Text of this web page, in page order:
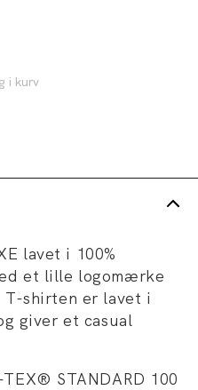
i kurv
lavet i 100%
et lille logomærke
T-shirten er lavet i
giver et casual
STANDARD 100